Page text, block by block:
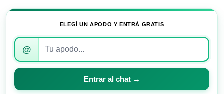
ELEGÍ UN APODO Y ENTRÁ GRATIS
Introduce
apodo
para
entrar
@
Entrar al chat →